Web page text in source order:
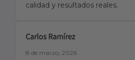
calidad y resultados reales.
Carlos Ramírez
8 de marzo, 2026